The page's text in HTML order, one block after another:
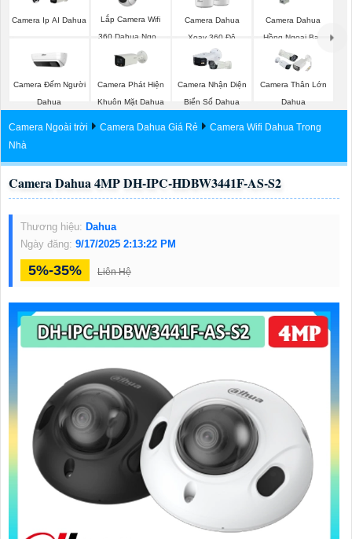
Camera Ip AI Dahua
Lắp Camera Wifi
360 Dahua Ngoài
Trời
Camera Dahua
Xoay 360 Độ
Camera Dahua
Hồng Ngoại Ban
Đêm
Camera Đếm Người
Dahua
Camera Phát Hiện
Khuôn Mặt Dahua
Camera Nhận Diện
Biển Số Dahua
Camera Thân Lớn
Dahua
Camera Ngoài trời Camera Dahua Giá Rẻ
Camera Wifi Dahua Trong
Nhà
Camera Dahua 4MP DH-IPC-HDBW3441F-AS-S2
Thương hiệu: Dahua
Ngày đăng: 9/17/2025 2:13:22 PM
5%-35% Liên Hệ